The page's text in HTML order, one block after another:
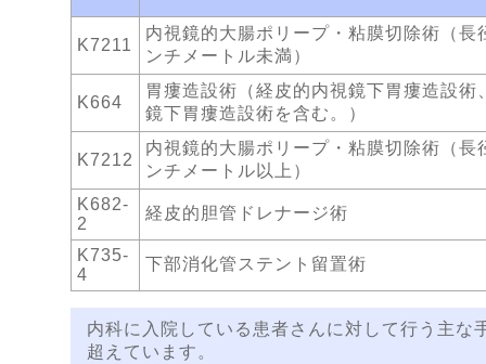
K7211
内視鏡的大腸ポリープ・粘膜切除術（長
ンチメートル未満）
K664
胃瘻造設術（経皮的内視鏡下胃瘻造設術
鏡下胃瘻造設術を含む。）
K7212
内視鏡的大腸ポリープ・粘膜切除術（長
ンチメートル以上）
K682-
2
経皮的胆管ドレナージ術
K735-
4
下部消化管ステント留置術
内科に入院している患者さんに対して行う主
超えています。